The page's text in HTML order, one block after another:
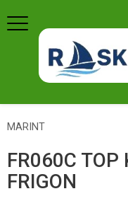
Meny
MARINT
FR060C TOP
FRIGON